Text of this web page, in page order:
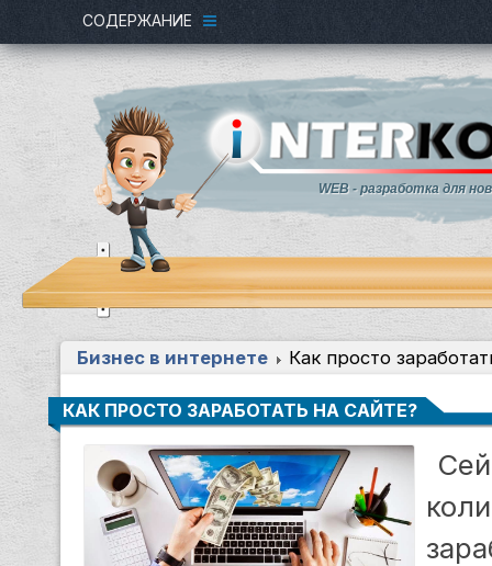
СОДЕРЖАНИЕ
WEB - разработка для
Бизнес в интернете Как просто
КАК ПРОСТО ЗАРАБОТАТЬ НА САЙТЕ?